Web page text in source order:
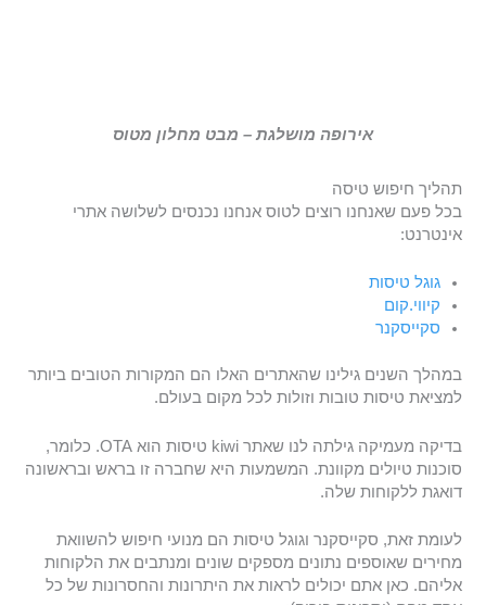
אירופה מושלגת – מבט מחלון מטוס
תהליך חיפוש טיסה
בכל פעם שאנחנו רוצים לטוס אנחנו נכנסים לשלושה אתרי
אינטרנט:
גוגל טיסות
קיווי.קום
סקייסקנר
במהלך השנים גילינו שהאתרים האלו הם המקורות הטובים ביותר
למציאת טיסות טובות וזולות לכל מקום בעולם.
בדיקה מעמיקה גילתה לנו שאתר kiwi טיסות הוא OTA. כלומר,
סוכנות טיולים מקוונת. המשמעות היא שחברה זו בראש ובראשונה
דואגת ללקוחות שלה.
לעומת זאת, סקייסקנר וגוגל טיסות הם מנועי חיפוש להשוואת
מחירים שאוספים נתונים מספקים שונים ומנתבים את הלקוחות
אליהם. כאן אתם יכולים לראות את היתרונות והחסרונות של כל